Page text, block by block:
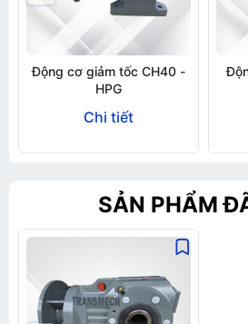
Động cơ giảm tốc CH40 -
HPG
Chi tiết
SẢN PHẨM